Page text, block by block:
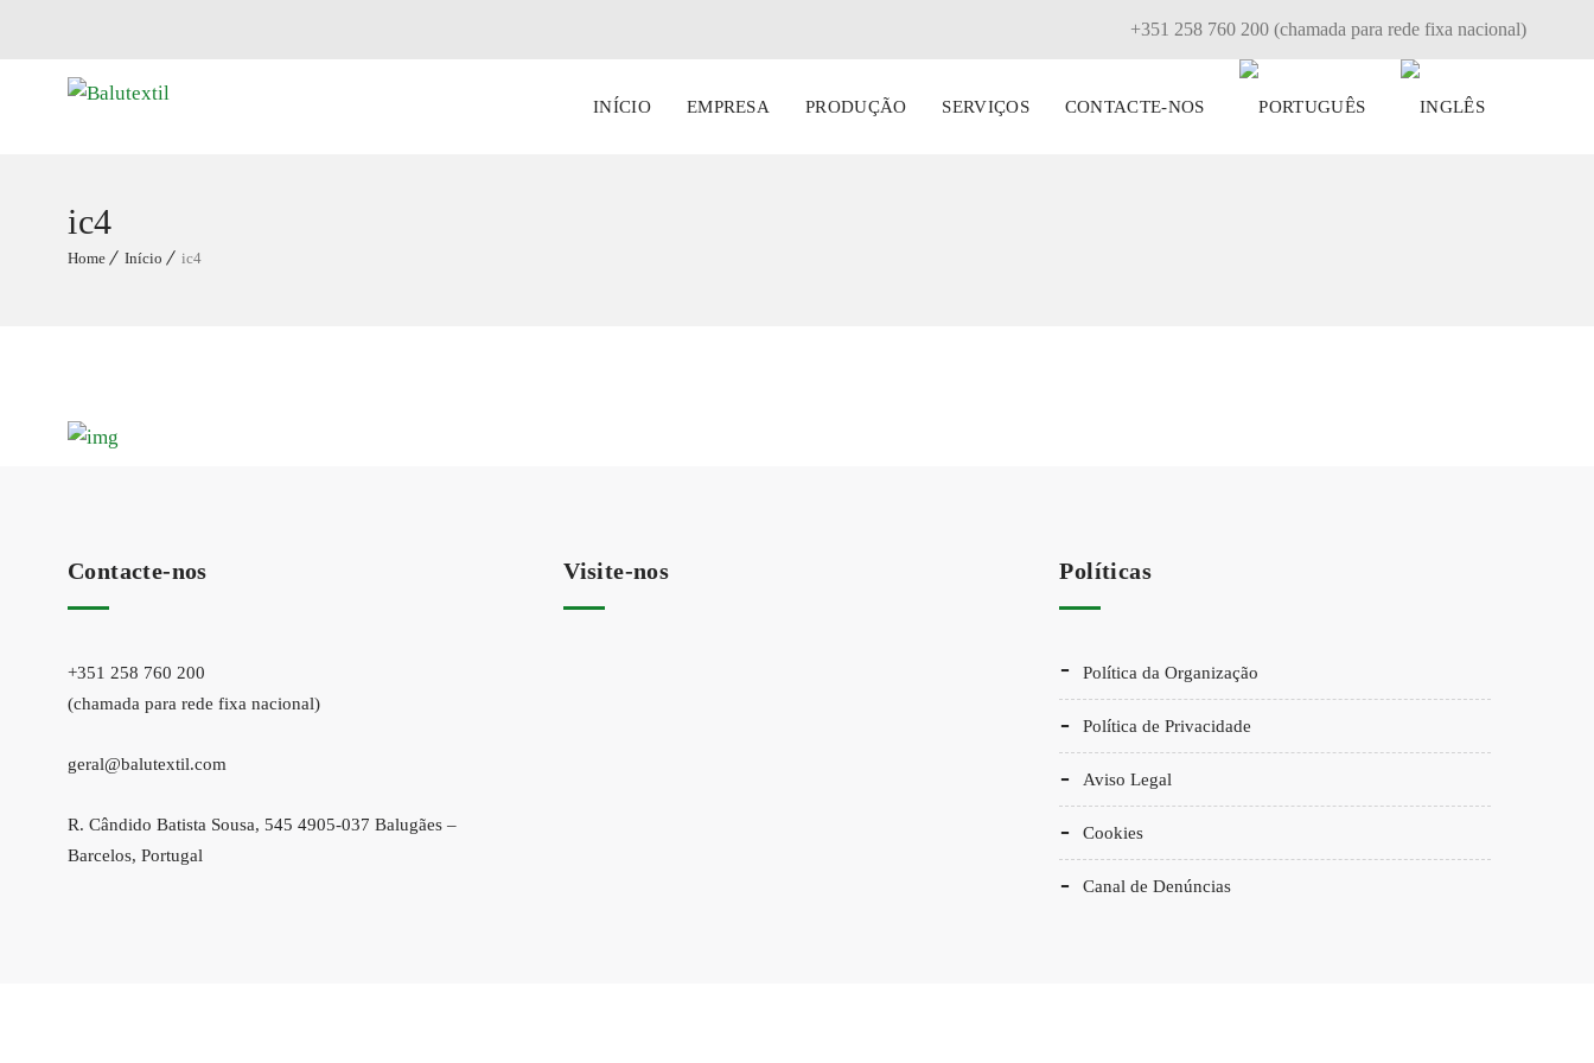
+351 258 760 200 (chamada para rede fixa nacional)
INÍCIO EMPRESA PRODUÇÃO SERVIÇOS CONTACTE-NOS
ic4
Home Início ic4
Contacte-nos
+351 258 760 200
(chamada para rede fixa nacional)
geral@balutextil.com
R. Cândido Batista Sousa, 545 4905-037 Balugães –
Barcelos, Portugal
Visite-nos Políticas
Política da Organização
Política de Privacidade
Aviso Legal
Cookies
Canal de Denúncias